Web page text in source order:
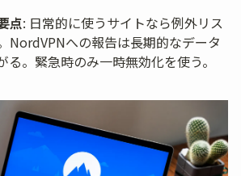
点: 日常的に使うサイトなら例外リス
NordVPNへの報告は長期的なデータ
る。緊急時のみ一時無効化を使う。